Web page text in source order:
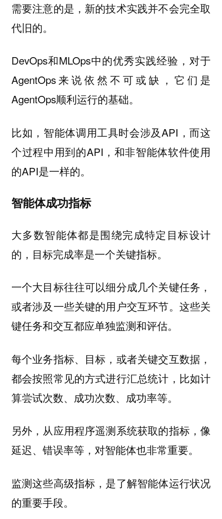
需要注意的是，新的技术实践并不会完全取
代旧的。
DevOps和MLOps中的优秀实践经验，对于
AgentOps来说依然不可或缺，它们是
AgentOps顺利运行的基础。
比如，智能体调用工具时会涉及API，而这
个过程中用到的API，和非智能体软件使用
的API是一样的。
智能体成功指标
大多数智能体都是围绕完成特定目标设计
的，目标完成率是一个关键指标。
一个大目标往往可以细分成几个关键任务，
或者涉及一些关键的用户交互环节。这些关
键任务和交互都应单独监测和评估。
每个业务指标、目标，或者关键交互数据，
都会按照常见的方式进行汇总统计，比如计
算尝试次数、成功次数、成功率等。
另外，从应用程序遥测系统获取的指标，像
延迟、错误率等，对智能体也非常重要。
监测这些高级指标，是了解智能体运行状况
的重要手段。